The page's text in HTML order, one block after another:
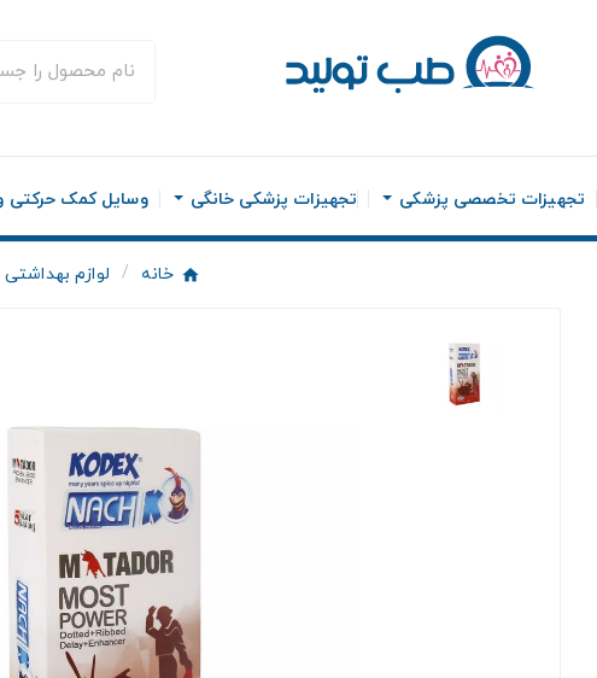
تجهیزات تخصصی پزشکی تجهیزات پزشکی خانگی وسایل کمک حرکتی
خانه لوازم بهداشتی